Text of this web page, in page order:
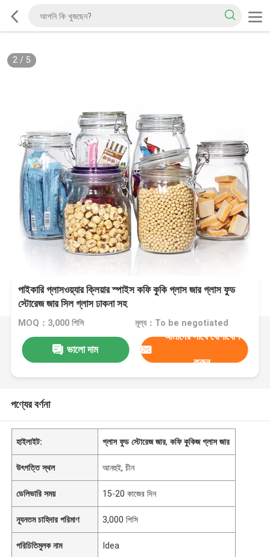
2/ 5
পাইকারি গ্লাসওয়্যার ক্লিয়ার স্পাইস কফি কুকি গ্লাস জার গ্লাস ফুড
স্টোরেজ জার সিল গ্লাস ঢাকনা সহ
MOQ：3,000 পিসি মূল্য：To be negotiated
ভালো দাম
আমাদের সাথে যোগাযোগ
করুন
পণ্যের বর্ণনা
হাইলাইট: গ্লাস ফুড স্টোরেজ জার,কফি কুকিজ গ্লাস জার
উৎপত্তি স্থল আনহুই, চীন
ডেলিভারি সময় 15-20 কাজের দিন
ন্যূনতম চাহিদার পরিমাণ 3,000 পিসি
পরিচিতিমুলক নাম Idea